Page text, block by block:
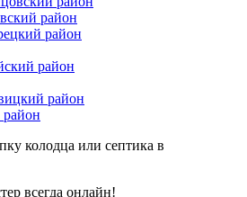
район
район
район
район
район
всегда онлайн!